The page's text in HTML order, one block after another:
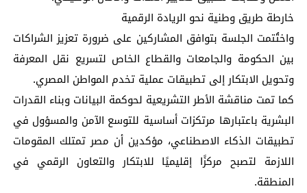
خارطة طريق وطنية نحو الريادة الرقمية
واختُتمت الجلسة بتوافق المشاركين على ضرورة تعزيز الشراكات
بين الحكومة والجامعات والقطاع الخاص لتسريع نقل المعرفة
وتحويل الابتكار إلى تطبيقات عملية تخدم المواطن المصري.
كما تمت مناقشة الأطر التشريعية لحوكمة البيانات وبناء القدرات
البشرية باعتبارها مرتكزات أساسية للتوسع الآمن والمسؤول في
تطبيقات الذكاء الاصطناعي، مؤكدين أن مصر تمتلك المقومات
اللازمة لتصبح مركزًا إقليميًا للابتكار والتعاون الرقمي في
المنطقة.